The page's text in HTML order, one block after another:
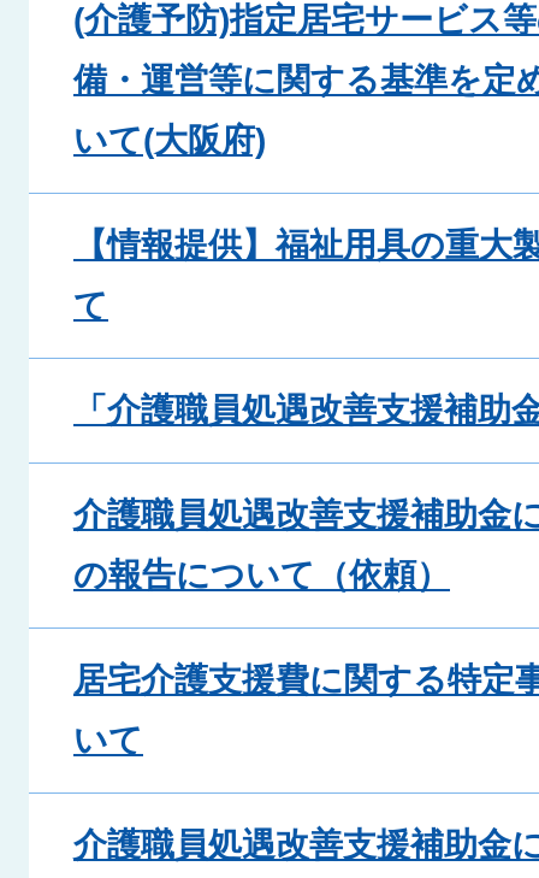
(介護予防)指定居宅サービス
備・運営等に関する基準を定
いて(大阪府)
【情報提供】福祉用具の重大
て
「介護職員処遇改善支援補助
介護職員処遇改善支援補助金
の報告について（依頼）
居宅介護支援費に関する特定
いて
介護職員処遇改善支援補助金